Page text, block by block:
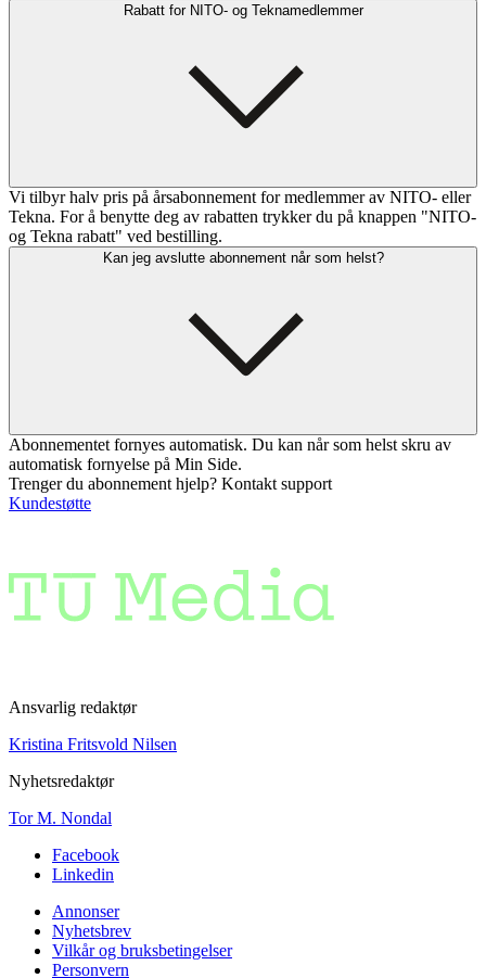
Rabatt for NITO- og Teknamedlemmer
Vi tilbyr halv pris på årsabonnement for medlemmer av NITO- eller
Tekna. For å benytte deg av rabatten trykker du på knappen "NITO-
og Tekna rabatt" ved bestilling.
Kan jeg avslutte abonnement når som helst?
Abonnementet fornyes automatisk. Du kan når som helst skru av
automatisk fornyelse på Min Side.
Trenger du abonnement hjelp? Kontakt support
Kundestøtte
Ansvarlig redaktør
Kristina Fritsvold Nilsen
Nyhetsredaktør
Tor M. Nondal
Facebook
Linkedin
Annonser
Nyhetsbrev
Vilkår og bruksbetingelser
Personvern